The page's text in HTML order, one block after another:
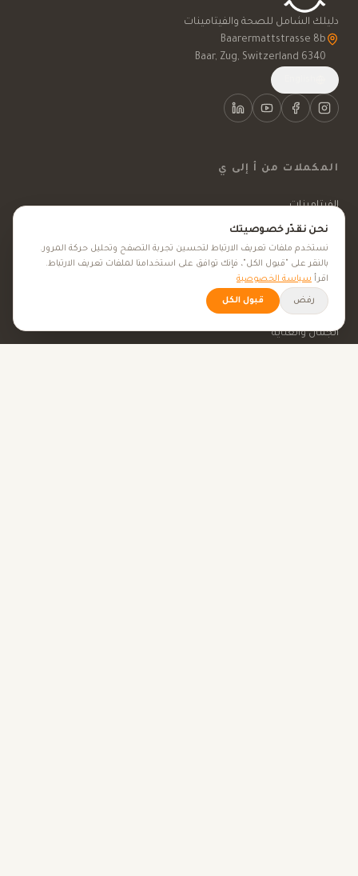
دليلك الشامل للصحة والفيتامينات
6340 Baar, Zug, Switzerland
المكملات من أ إلى ي
الفيتامينات
المعادن
المكملات الغذائية
الأعشاب الطبية
الجمال والعناية
نحن نقدّر خصوصيتك
نستخدم ملفات تعريف الارتباط لتحسين تجربة التصفح وتحليل حركة المرور.
بالنقر على "قبول الكل"، فإنك توافق على استخدامنا لملفات تعريف الارتباط.
اقرأ سياسة الخصوصية
رفض قبول الكل